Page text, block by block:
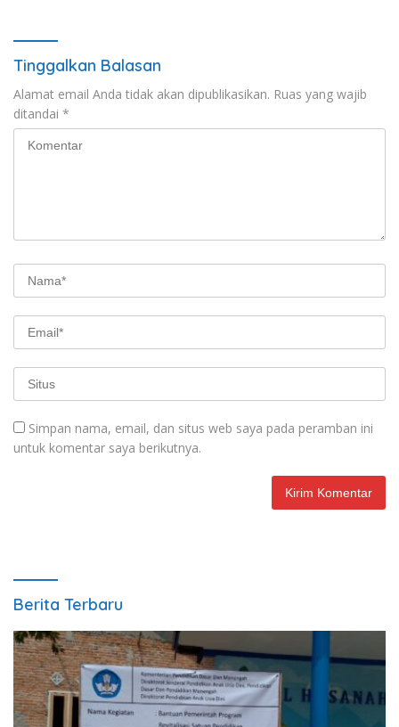
Tinggalkan Balasan
Alamat email Anda tidak akan dipublikasikan. Ruas yang wajib
ditandai *
Simpan nama, email, dan situs web saya pada peramban ini
untuk komentar saya berikutnya.
Berita Terbaru